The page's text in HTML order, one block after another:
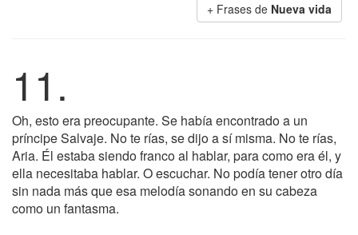
+ Frases de Nueva vida
11.
Oh, esto era preocupante. Se había encontrado a un
príncipe Salvaje. No te rías, se dijo a sí misma. No te rías,
Aria. Él estaba siendo franco al hablar, para como era él, y
ella necesitaba hablar. O escuchar. No podía tener otro día
sin nada más que esa melodía sonando en su cabeza
como un fantasma.